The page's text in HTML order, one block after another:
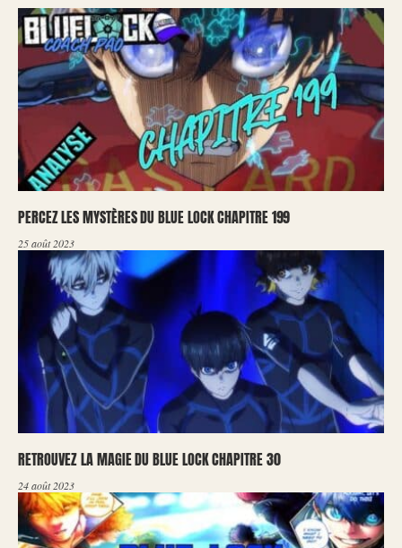
PERCEZ LES MYSTÈRES DU BLUE LOCK CHAPITRE 199
25 août 2023
RETROUVEZ LA MAGIE DU BLUE LOCK CHAPITRE 30
24 août 2023